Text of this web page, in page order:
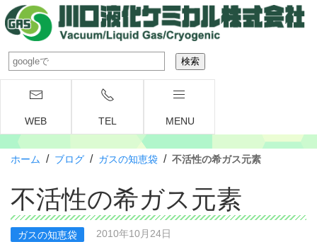
WEB TEL MENU
ホーム / ブログ / ガスの知恵袋 / 不活性の希ガス元素
不活性の希ガス元素
ガスの知恵袋 2010年10月24日